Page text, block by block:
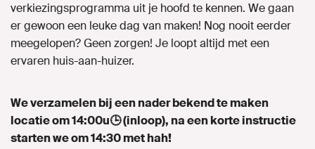
verkiezingsprogramma uit je hoofd te kennen. We gaan
er gewoon een leuke dag van maken! Nog nooit eerder
meegelopen? Geen zorgen! Je loopt altijd met een
ervaren huis-aan-huizer.
We verzamelen bijeen nader bekend te maken
locatie om 14:00u🕒 (inloop), na een korte instructie
starten we om 14:30 met hah!